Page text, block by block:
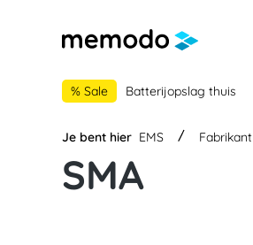
% Sale Batterijopslag thuis
Je bent hier EMS Fabrikant
SMA